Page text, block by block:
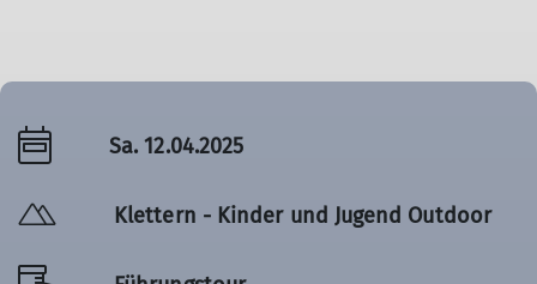
Sa. 12.04.2025
Klettern - Kinder und Jugend Outdoor